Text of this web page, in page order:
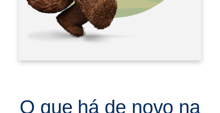
O que há de novo na